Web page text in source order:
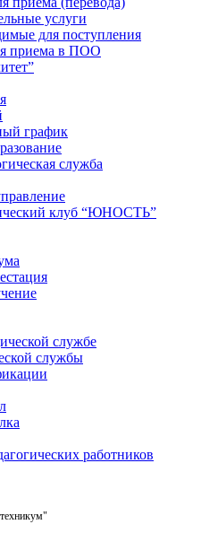
услуги
для поступления
приема в ПОО
график
служба
клуб “ЮНОСТЬ”
службе
службы
работников